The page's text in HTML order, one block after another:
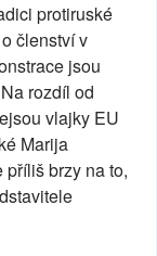
protiruské
členství v
jsou
rozdíl od
vlajky EU
Marija
brzy na to,